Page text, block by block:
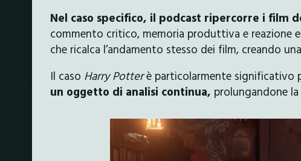
Nel caso specifico, il podcast ripercorre i film
commento critico, memoria produttiva e reazione
che ricalca l’andamento stesso dei film, creando
Il caso Harry Potterè particolarmente significativo
un oggetto di analisi continua, prolungandone